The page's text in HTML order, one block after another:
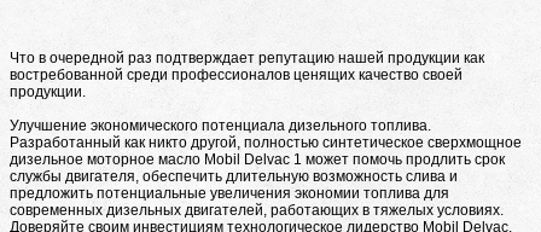
Что в очередной раз подтверждает репутацию нашей продукции как
востребованной среди профессионалов ценящих качество своей
продукции.
Улучшение экономического потенциала дизельного топлива.
Разработанный как никто другой, полностью синтетическое сверхмощное
дизельное моторное масло Mobil Delvac 1 может помочь продлить срок
службы двигателя, обеспечить длительную возможность слива и
предложить потенциальные увеличения экономии топлива для
современных дизельных двигателей, работающих в тяжелых условиях.
Доверяйте своим инвестициям технологическое лидерство Mobil Delvac.